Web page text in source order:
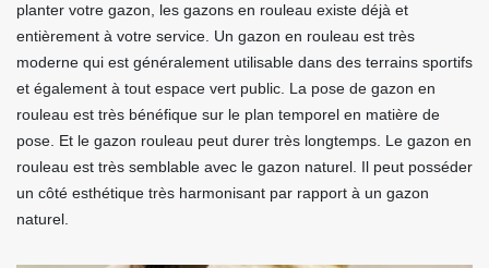
planter votre gazon, les gazons en rouleau existe déjà et
entièrement à votre service. Un gazon en rouleau est très
moderne qui est généralement utilisable dans des terrains sportifs
et également à tout espace vert public. La pose de gazon en
rouleau est très bénéfique sur le plan temporel en matière de
pose. Et le gazon rouleau peut durer très longtemps. Le gazon en
rouleau est très semblable avec le gazon naturel. Il peut posséder
un côté esthétique très harmonisant par rapport à un gazon
naturel.